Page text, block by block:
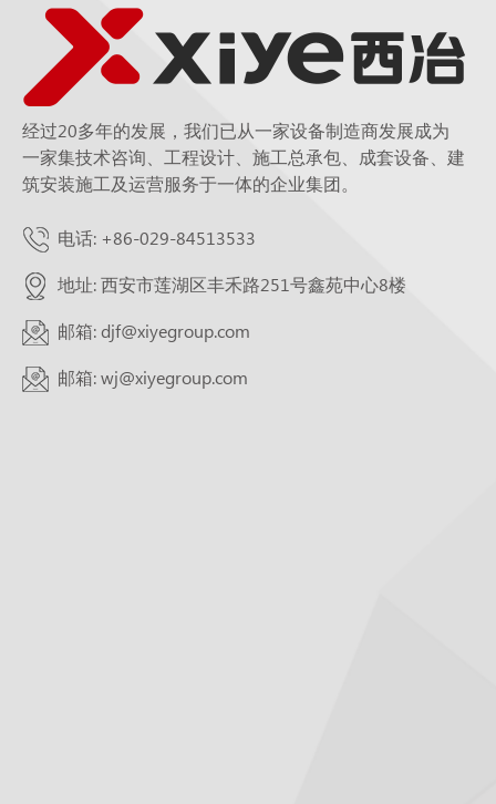
经过20多年的发展，我们已从一家设备制造商发展成为
一家集技术咨询、工程设计、施工总承包、成套设备、建
筑安装施工及运营服务于一体的企业集团。
电话: +86-029-84513533
地址: 西安市莲湖区丰禾路251号鑫苑中心8楼
邮箱: djf@xiyegroup.com
邮箱: wj@xiyegroup.com